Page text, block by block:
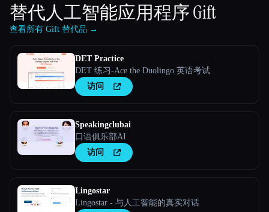
替代人工智能应用程序Gift
查看所有 Gift 替代品 →
DET Practice
DET 练习-Ace the Duolingo 英语考试
访问
Speakingclubai
口语俱乐部AI
访问
Lingostar
Lingostar - 与人工智能的真实对话